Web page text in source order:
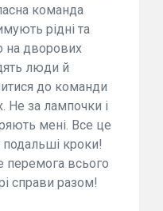
команда
рідні та
на дворових
люди й
до команди
Не за лампочки і
мені. Все це
подальші кроки!
всього
справи разом!